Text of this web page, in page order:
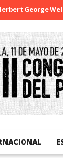
Wells